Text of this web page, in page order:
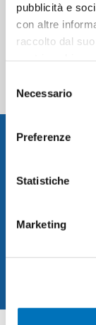
pubblicità e
con altre
raccolto dal
del
consenso
Necessario
Preferenze
Statistiche
Marketing
POPULAR